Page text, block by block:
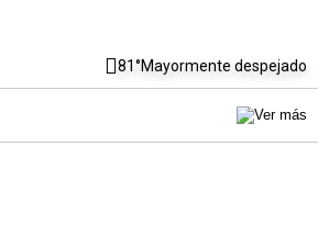
81°Mayormente despejado